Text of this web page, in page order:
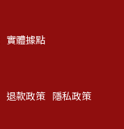
實體據點
退款政策 隱私政策